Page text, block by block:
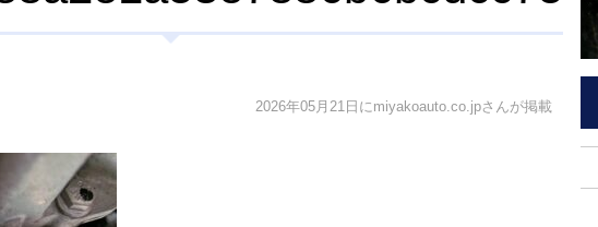
2026年05月21日にmiyakoauto.co.jpさんが掲載